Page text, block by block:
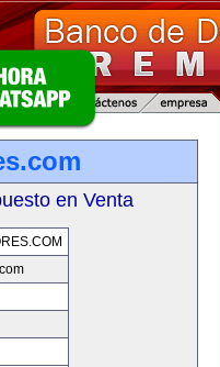
en Venta